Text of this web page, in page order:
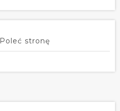
Poleć stronę